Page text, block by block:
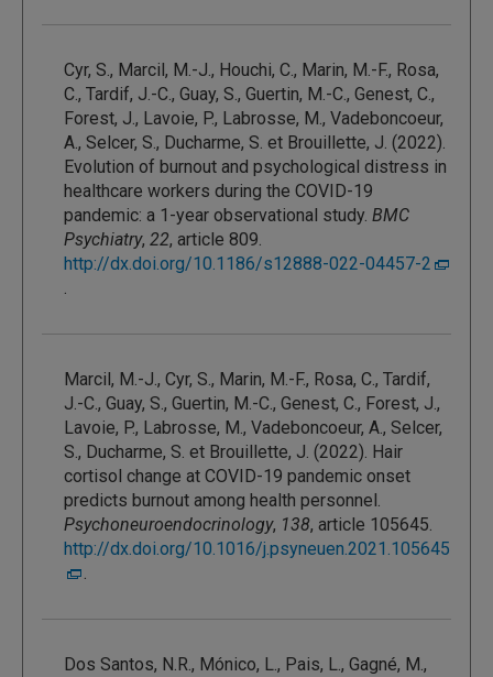
Cyr, S., Marcil, M.-J., Houchi, C., Marin, M.-F., Rosa,
C., Tardif, J.-C., Guay, S., Guertin, M.-C., Genest, C.,
Forest, J., Lavoie, P., Labrosse, M., Vadeboncoeur,
A., Selcer, S., Ducharme, S. et Brouillette, J. (2022).
Evolution of burnout and psychological distress in
healthcare workers during the COVID-19
pandemic: a 1-year observational study. BMC
Psychiatry, 22, article 809.
http://dx.doi.org/10.1186/s12888-022-04457-2
.
Marcil, M.-J., Cyr, S., Marin, M.-F., Rosa, C., Tardif,
J.-C., Guay, S., Guertin, M.-C., Genest, C., Forest, J.,
Lavoie, P., Labrosse, M., Vadeboncoeur, A., Selcer,
S., Ducharme, S. et Brouillette, J. (2022). Hair
cortisol change at COVID-19 pandemic onset
predicts burnout among health personnel.
Psychoneuroendocrinology, 138, article 105645.
http://dx.doi.org/10.1016/j.psyneuen.2021.105645
.
Dos Santos, N.R., Mónico, L., Pais, L., Gagné, M.,